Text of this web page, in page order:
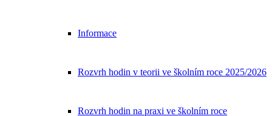
Informace
Rozvrh hodin v teorii ve školním roce 2025/2026
Rozvrh hodin na praxi ve školním roce